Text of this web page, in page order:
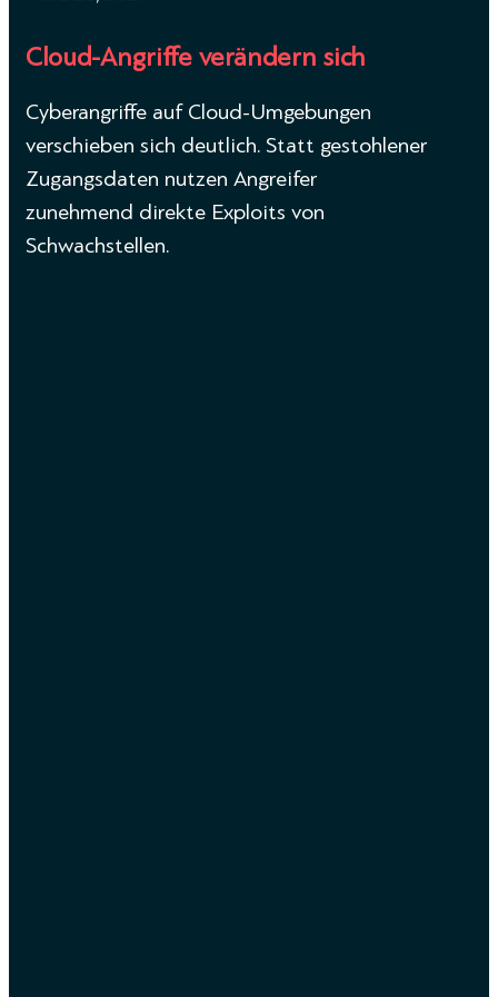
Cloud-Angriffe verändern sich
Cyberangriffe auf Cloud-Umgebungen
verschieben sich deutlich. Statt gestohlener
Zugangsdaten nutzen Angreifer
zunehmend direkte Exploits von
Schwachstellen.